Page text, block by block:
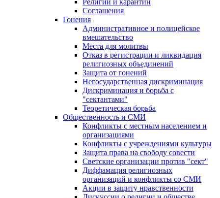
Религии и карантин
Соглашения
Гонения
Административное и полицейское
вмешательство
Места для молитвы
Отказ в регистрации и ликвидация
религиозных объединений
Защита от гонений
Негосударственная дискриминация
Дискриминация и борьба с
"сектантами"
Теоретическая борьба
Общественность и СМИ
Конфликты с местным населением и
организациями
Конфликты с учреждениями культуры
Защита права на свободу совести
Светские организации против "сект"
Диффамация религиозных
организаций и конфликты со СМИ
Акции в защиту нравственности